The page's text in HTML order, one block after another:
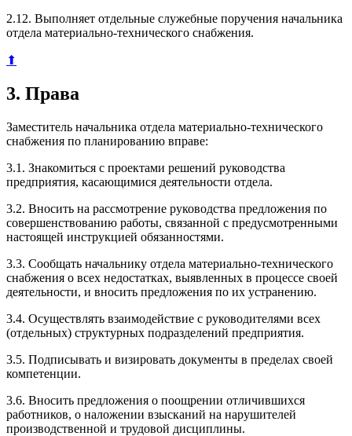
2.12. Выполняет отдельные служебные поручения начальника
отдела материально-технического снабжения.
⬆
3. Права
Заместитель начальника отдела материально-технического
снабжения по планированию вправе:
3.1. Знакомиться с проектами решений руководства
предприятия, касающимися деятельности отдела.
3.2. Вносить на рассмотрение руководства предложения по
совершенствованию работы, связанной с предусмотренными
настоящей инструкцией обязанностями.
3.3. Сообщать начальнику отдела материально-технического
снабжения о всех недостатках, выявленных в процессе своей
деятельности, и вносить предложения по их устранению.
3.4. Осуществлять взаимодействие с руководителями всех
(отдельных) структурных подразделений предприятия.
3.5. Подписывать и визировать документы в пределах своей
компетенции.
3.6. Вносить предложения о поощрении отличившихся
работников, о наложении взысканий на нарушителей
производственной и трудовой дисциплины.